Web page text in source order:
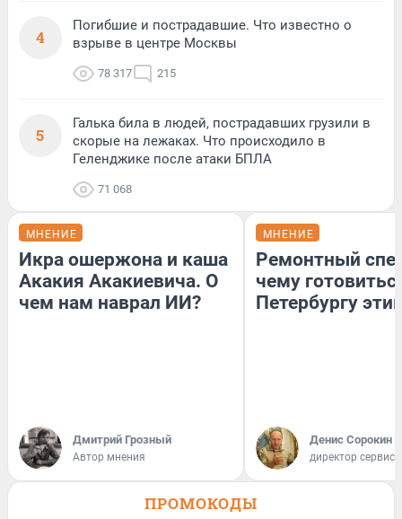
4
Погибшие и пострадавшие. Что известно о
взрыве в центре Москвы
78 317 215
5
Галька била в людей, пострадавших грузили в
скорые на лежаках. Что происходило в
Геленджике после атаки БПЛА
71 068
МНЕНИЕ
Икра ошержона и каша
Акакия Акакиевича. О
чем нам наврал ИИ?
Дмитрий Грозный
Автор мнения
МНЕНИЕ
Ремонтный
чему
Петербургу
Денис Сорокин
директор
ПРОМОКОДЫ